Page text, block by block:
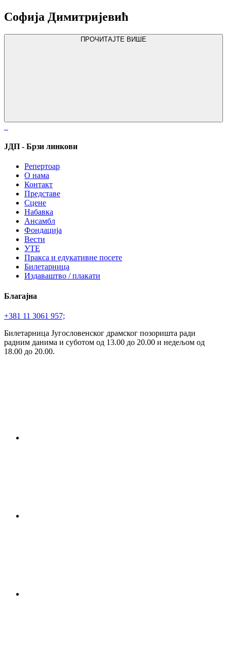
Софија Димитријевић
ПРОЧИТАЈТЕ ВИШЕ
ЈДП - Брзи линкови
Репертоар
О нама
Контакт
Представе
Сцене
Набавка
Ансамбл
Фондација
Вести
УТЕ
Пракса и едукативне посете
Билетарница
Издаваштво / плакати
Благајна
+381 11 3061 957;
Билетарница Југословенског драмског позоришта ради
радним данима и суботом од 13.00 до 20.00 и недељом од
18.00 до 20.00.